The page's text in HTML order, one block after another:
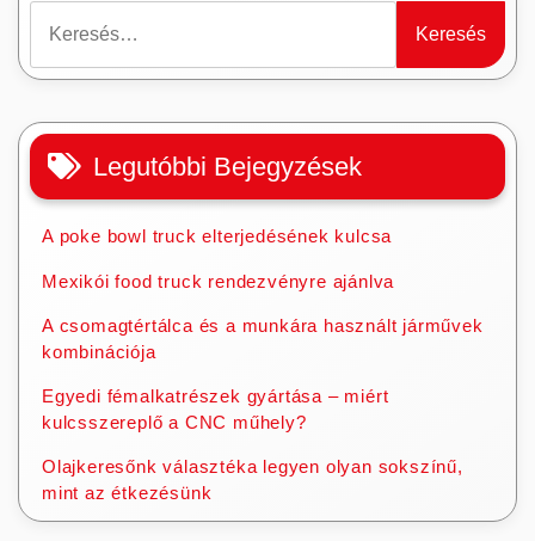
Legutóbbi Bejegyzések
A poke bowl truck elterjedésének kulcsa
Mexikói food truck rendezvényre ajánlva
A csomagtértálca és a munkára használt járművek
kombinációja
Egyedi fémalkatrészek gyártása – miért
kulcsszereplő a CNC műhely?
Olajkeresőnk választéka legyen olyan sokszínű,
mint az étkezésünk